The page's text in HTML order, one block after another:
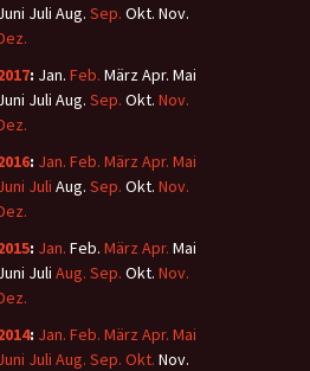
Juli Aug. Sep. Okt. Nov.
: Jan. Feb. MärzApr. Mai
Juli Aug. Sep. Okt. Nov.
: Jan. Feb. März Apr. Mai
Juli Aug. Sep. Okt. Nov.
: Jan. Feb. März Apr. Mai
Juli Aug. Sep. Okt. Nov.
: Jan. Feb. März Apr. Mai
Juli Aug. Sep. Okt. Nov.